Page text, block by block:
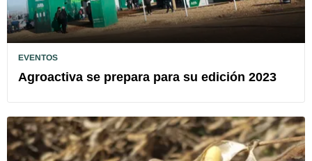
EVENTOS
Agroactiva se prepara para su edición 2023